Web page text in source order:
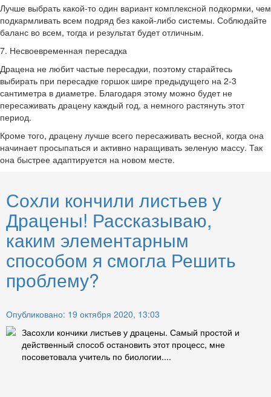
Лучше выбрать какой-то один вариант комплексной подкормки, чем
подкармливать всем подряд без какой-либо системы. Соблюдайте
баланс во всем, тогда и результат будет отличным.
7. Несвоевременная пересадка
Драцена не любит частые пересадки, поэтому старайтесь
выбирать при пересадке горшок шире предыдущего на 2-3
сантиметра в диаметре. Благодаря этому можно будет не
пересаживать драцену каждый год, а немного растянуть этот
период.
Кроме того, драцену лучше всего пересаживать весной, когда она
начинает просыпаться и активно наращивать зеленую массу. Так
она быстрее адаптируется на новом месте.
Сохли кончили листьев у
Драцены! Рассказываю,
каким элементарным
способом я смогла Решить
проблему?
Опубликовано: 19 октября 2020, 13:03
Засохли кончики листьев у драцены. Самый простой и
действенный способ остановить этот процесс, мне
посоветовала учитель по биологии....